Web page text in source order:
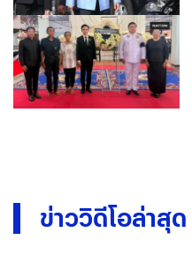
ข่าววิดีโอล่าสุด